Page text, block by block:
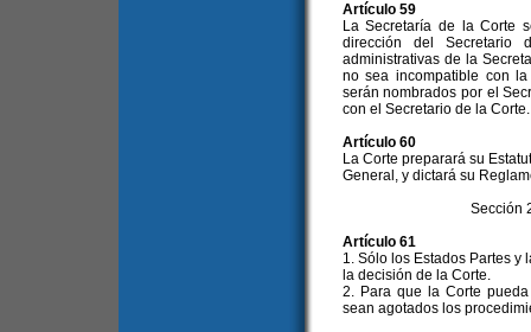
Artículo 59
La Secretaría de la Corte
dirección del
administrativas de la
no sea incompatible con
serán nombrados por el
con el Secretario de la Corte.
Artículo 60
La Corte preparará su
General, y dictará su
Sección
Artículo 61
1. Sólo los Estados Partes y
la decisión de la Corte.
2. Para que la Corte
sean agotados los